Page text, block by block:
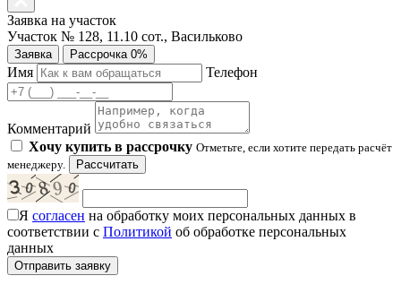
Заявка на участок
Участок № 128, 11.10 сот., Васильково
Заявка Рассрочка 0%
Имя Телефон
Комментарий
Хочу купить в рассрочку Отметьте, если хотите передать расчёт
менеджеру.
Рассчитать
Я согласен на обработку моих персональных данных в
соответствии с Политикой об обработке персональных
данных